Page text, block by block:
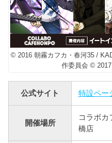
© 2016 朝霧カフカ・春河35 /
作委員会 ©
公式サイト 特設ペー
開催場所
コラボカ
橋店